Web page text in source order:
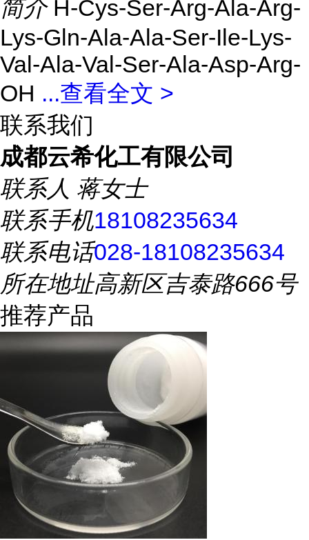
简介 H-Cys-Ser-Arg-Ala-Arg-
Lys-Gln-Ala-Ala-Ser-Ile-Lys-
Val-Ala-Val-Ser-Ala-Asp-Arg-
OH ...查看全文 >
联系我们
成都云希化工有限公司
联系人 蒋女士
联系手机18108235634
联系电话028-18108235634
所在地址高新区吉泰路666号
推荐产品